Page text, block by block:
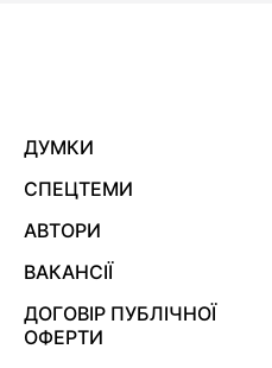
ДУМКИ
СПЕЦТЕМИ
АВТОРИ
ВАКАНСІЇ
ДОГОВІР ПУБЛІЧНОЇ
ОФЕРТИ